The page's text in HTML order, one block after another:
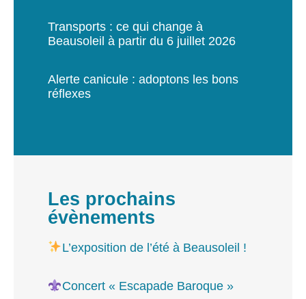
Transports : ce qui change à
Beausoleil à partir du 6 juillet 2026
Alerte canicule : adoptons les bons
réflexes
Les prochains
évènements
L’exposition de l’été à Beausoleil !
Concert « Escapade Baroque »